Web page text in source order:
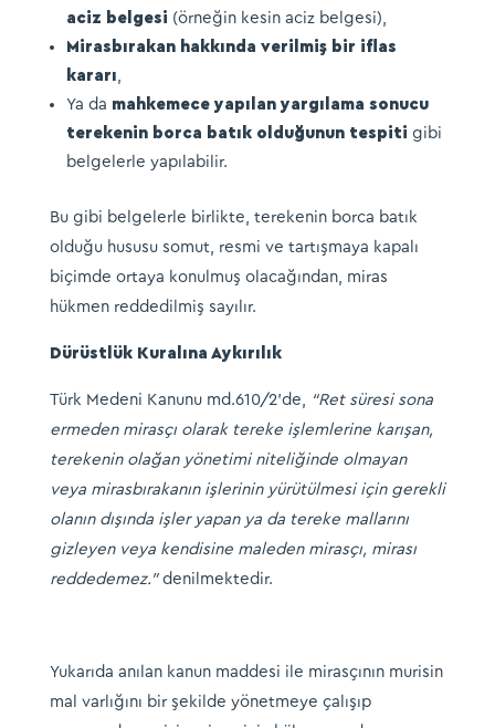
aciz belgesi (örneğin kesin aciz belgesi),
Mirasbırakan hakkında verilmiş bir iflas
kararı,
Ya da mahkemece yapılan yargılama sonucu
terekenin borca batık olduğunun tespiti gibi
belgelerle yapılabilir.
Bu gibi belgelerle birlikte, terekenin borca batık
olduğu hususu somut, resmi ve tartışmaya kapalı
biçimde ortaya konulmuş olacağından, miras
hükmen reddedilmiş sayılır.
Dürüstlük Kuralına Aykırılık
Türk Medeni Kanunu md.610/2’de, “Ret süresi sona
ermeden mirasçı olarak tereke işlemlerine karışan,
terekenin olağan yönetimi niteliğinde olmayan
veya mirasbırakanın işlerinin yürütülmesi için gerekli
olanın dışında işler yapan ya da tereke mallarını
gizleyen veya kendisine maleden mirasçı, mirası
reddedemez.” denilmektedir.
Yukarıda anılan kanun maddesi ile mirasçının murisin
mal varlığını bir şekilde yönetmeye çalışıp